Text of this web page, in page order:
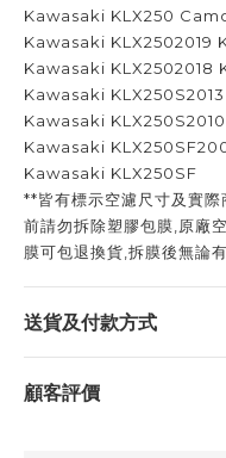
Kawasaki KLX250
Kawasaki KLX2502019
Kawasaki KLX2502018
Kawasaki
Kawasaki
Kawasaki
Kawasaki KLX250SF
**皆有標示空濾尺寸及實
前請勿拆除塑膠包膜,原廠
膜可包退換貨,拆膜後無論
送貨及付款方式
顧客評價